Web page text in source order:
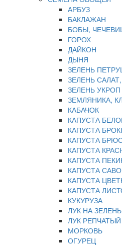
АРБУЗ
БАКЛАЖАН
БОБЫ,
ГОРОХ
ДАЙКОН
ДЫНЯ
ЗЕЛЕНЬ
ЗЕЛЕНЬ
ЗЕЛЕНЬ УКРОП
ЗЕМЛЯНИКА,
КАБАЧОК
КАПУСТА
КАПУСТА
КАПУСТА
КАПУСТА
КАПУСТА
КАПУСТА
КАПУСТА
КАПУСТА
КУКУРУЗА
ЛУК НА ЗЕЛЕНЬ
ЛУК РЕПЧАТЫЙ
МОРКОВЬ
ОГУРЕЦ